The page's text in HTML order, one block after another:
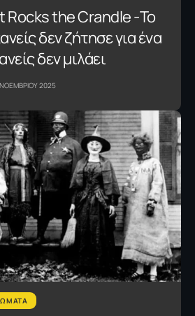
Rocks the Crandle -Το
δεν ζήτησε για ένα
δεν μιλάει
2025